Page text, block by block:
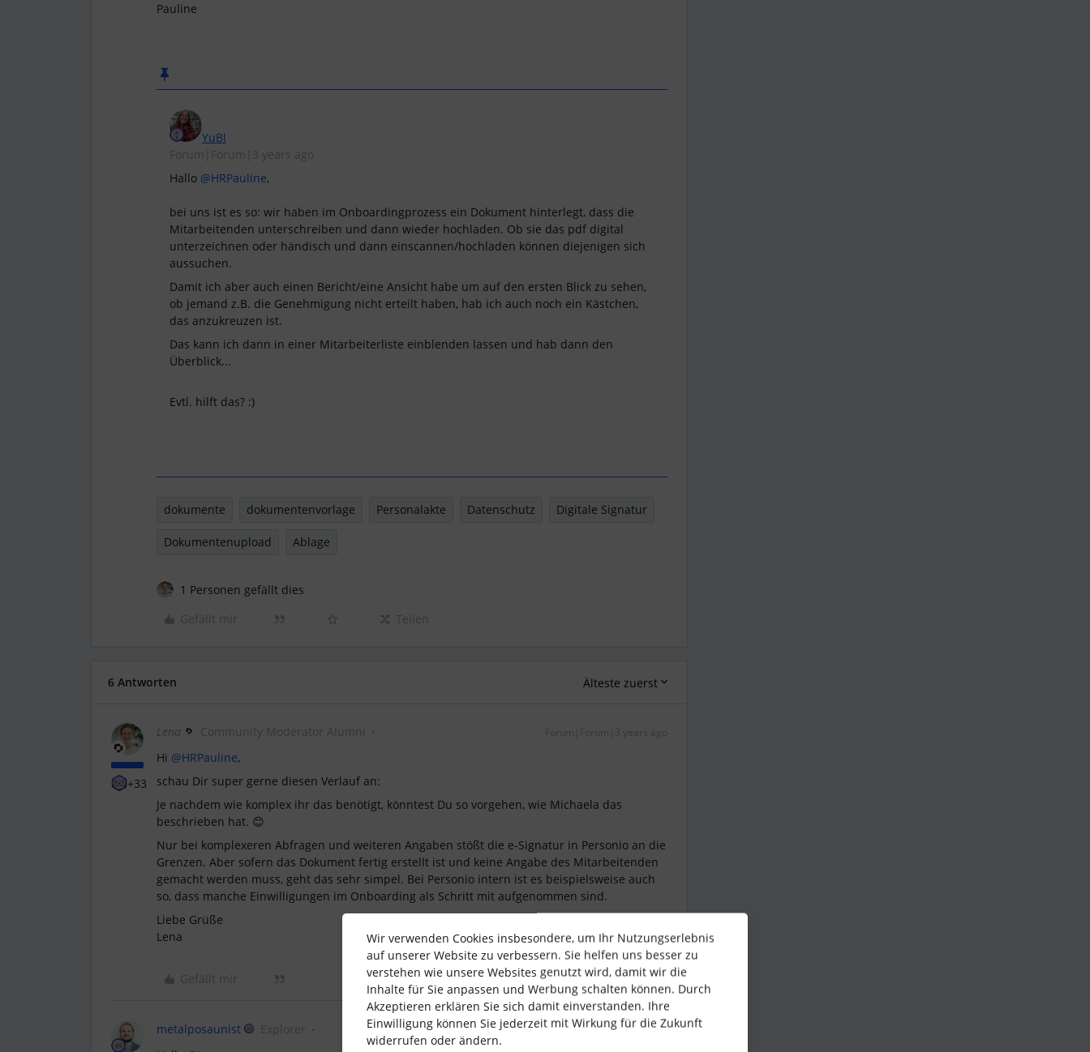
Pauline
YuBl
Forum|Forum|3 years ago
Hallo @HRPauline,
bei uns ist es so: wir haben im Onboardingprozess ein Dokument hinterlegt, dass die
Mitarbeitenden unterschreiben und dann wieder hochladen. Ob sie das pdf digital
unterzeichnen oder händisch und dann einscannen/hochladen können diejenigen sich
aussuchen.
Damit ich aber auch einen Bericht/eine Ansicht habe um auf den ersten Blick zu sehen,
ob jemand z.B. die Genehmigung nicht erteilt haben, hab ich auch noch ein Kästchen,
das anzukreuzen ist.
Das kann ich dann in einer Mitarbeiterliste einblenden lassen und hab dann den
Überblick...
Evtl. hilft das? :)
dokumente dokumentenvorlage Personalakte Datenschutz Digitale Signatur
Dokumentenupload Ablage
1 Personen gefällt dies
Gefällt mir
Teilen
6 Antworten Älteste zuerst
+33
Lena Community Moderator Alumni Forum|Forum|3 years ago
Hi @HRPauline,
schau Dir super gerne diesen Verlauf an:
Je nachdem wie komplex ihr das benötigt, könntest Du so vorgehen, wie Michaela das
beschrieben hat. 😊
Nur bei komplexeren Abfragen und weiteren Angaben stößt die e-Signatur in Personio an die
Grenzen. Aber sofern das Dokument fertig erstellt ist und keine Angabe des Mitarbeitenden
gemacht werden muss, geht das sehr simpel. Bei Personio intern ist es beispielsweise auch
so, dass manche Einwilligungen im Onboarding als Schritt mit aufgenommen sind.
Liebe Grüße
Lena
Gefällt mir
metalposaunist Explorer Forum|Forum|3 years ago
Wir verwenden Cookies insbesondere, um Ihr Nutzungserlebnis
auf unserer Website zu verbessern. Sie helfen uns besser zu
verstehen wie unsere Websites genutzt wird, damit wir die
Inhalte für Sie anpassen und Werbung schalten können. Durch
Akzeptieren erklären Sie sich damit einverstanden. Ihre
Einwilligung können Sie jederzeit mit Wirkung für die Zukunft
widerrufen oder ändern.